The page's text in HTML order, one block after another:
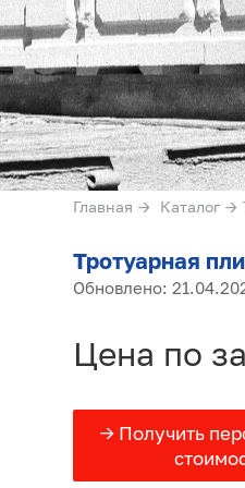
Главная → Каталог →
Тротуарная
Обновлено:
Цена по
→ Получить